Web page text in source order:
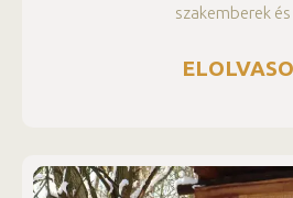
szakemberek és